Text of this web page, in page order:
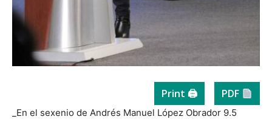
Print 🖨 PDF
_En el sexenio de Andrés Manuel López Obrador 9.5